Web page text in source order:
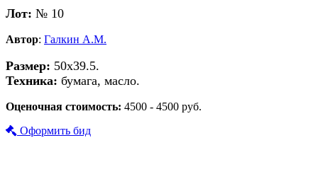
Лот: № 10
Автор: Галкин А.М.
Размер: 50х39.5.
Техника: бумага, масло.
Оценочная стоимость: 4500 - 4500 руб.
Оформить бид